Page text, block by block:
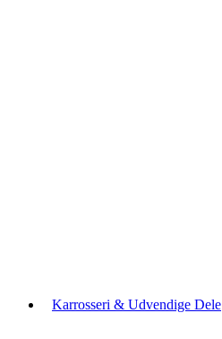
Karrosseri & Udvendige Dele